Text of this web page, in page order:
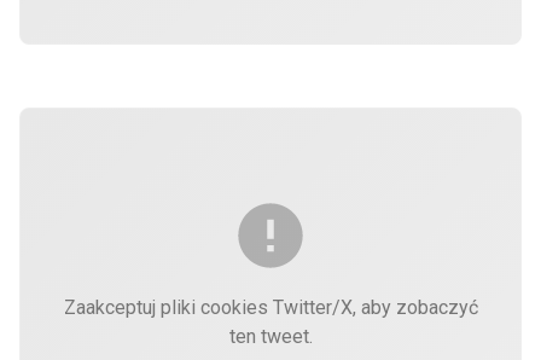
Zaakceptuj pliki cookies Twitter/X, aby zobaczyć
ten tweet.